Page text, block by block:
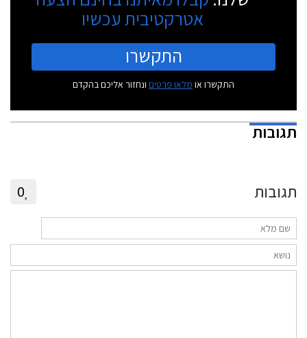
אטרקטיבית עכשיו
התקשרו
התקשרו או מלאו פרטים ונחזור אליכם בהקדם
תגובות
תגובות 0